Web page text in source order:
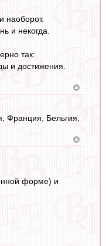
наоборот.
и некогда.
так:
и достижения.
Франция, Бельгия,
форме) и